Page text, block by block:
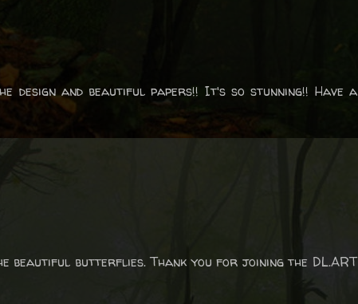
design and beautiful papers!! It's so stunning!! Have a
beautiful butterflies. Thank you for joining the DL.ART